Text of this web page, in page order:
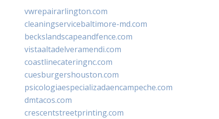
vwrepairarlington.com
cleaningservicebaltimore-md.com
beckslandscapeandfence.com
vistaaltadelveramendi.com
coastlinecateringnc.com
cuesburgershouston.com
psicologiaespecializadaencampeche.com
dmtacos.com
crescentstreetprinting.com